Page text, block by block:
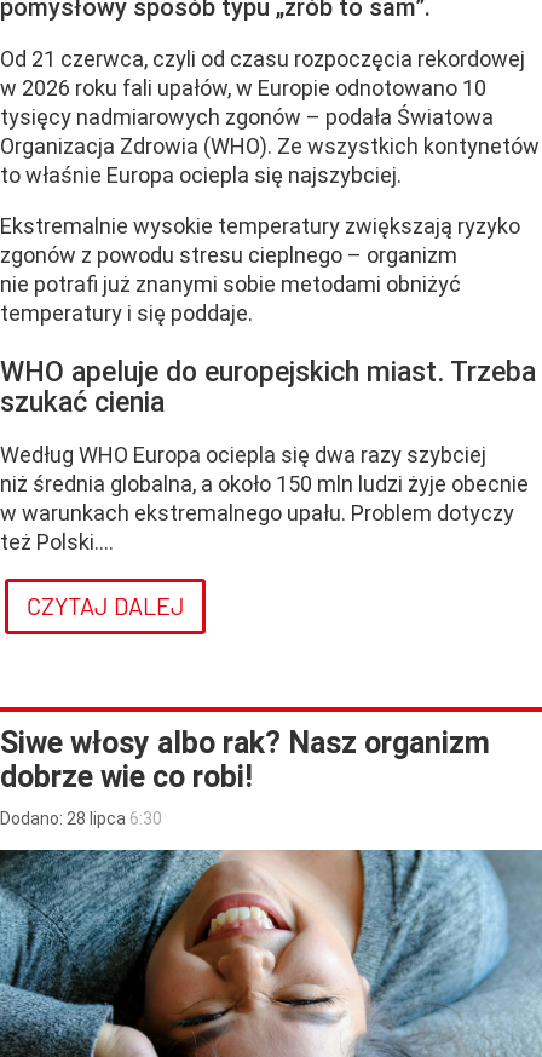
pomysłowy sposób typu „zrób to sam”.
Od 21 czerwca, czyli od czasu rozpoczęcia rekordowej
w 2026 roku fali upałów, w Europie odnotowano 10
tysięcy nadmiarowych zgonów – podała Światowa
Organizacja Zdrowia (WHO). Ze wszystkich kontynetów
to właśnie Europa ociepla się najszybciej.
Ekstremalnie wysokie temperatury zwiększają ryzyko
zgonów z powodu stresu cieplnego – organizm
nie potrafi już znanymi sobie metodami obniżyć
temperatury i się poddaje.
WHO apeluje do europejskich miast. Trzeba
szukać cienia
Według WHO Europa ociepla się dwa razy szybciej
niż średnia globalna, a około 150 mln ludzi żyje obecnie
w warunkach ekstremalnego upału. Problem dotyczy
też Polski....
CZYTAJ DALEJ
Siwe włosy albo rak? Nasz organizm
dobrze wie co robi!
Dodano: 28 lipca 6:30